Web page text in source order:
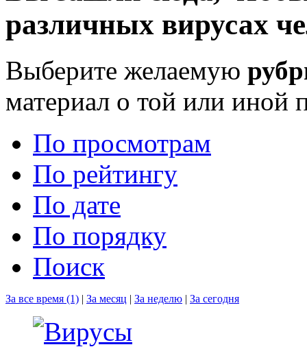
различных вирусах
Выберите желаемую
материал о той или иной
По просмотрам
По рейтингу
По дате
По порядку
Поиск
За все время (1) | За месяц | За неделю | За сегодня